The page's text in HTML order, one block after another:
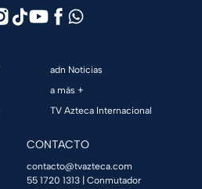
adn Noticias
a más +
TV Azteca Internacional
CONTACTO
contacto@tvazteca.com
55 1720 1313 | Conmutador